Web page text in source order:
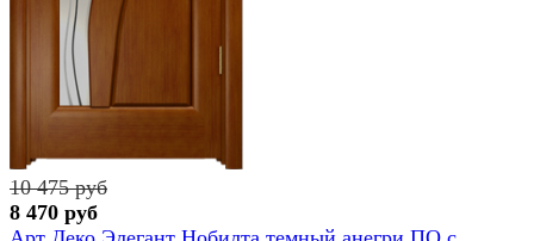
10 475 руб
8 470 руб